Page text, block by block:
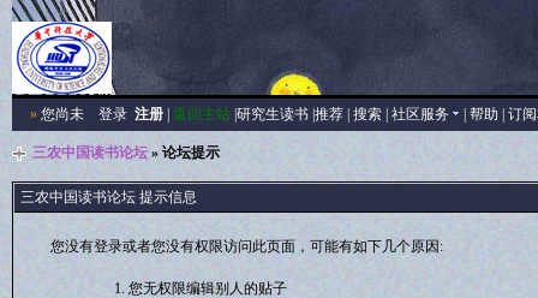
»您尚未 登录 注册| 返回主站| 研究生读书| 推荐| 搜索| 社区服务 帮助 订
三农中国读书论坛» 论坛提示
三农中国读书论坛 提示信息
您没有登录或者您没有权限访问此页面，可能有如下几个原因:
您无权限编辑别人的贴子